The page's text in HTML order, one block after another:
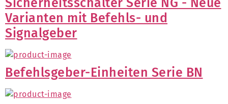
Sicherheitsschalter Serie NG - Neue
Varianten mit Befehls- und
Signalgeber
Befehlsgeber-Einheiten Serie BN